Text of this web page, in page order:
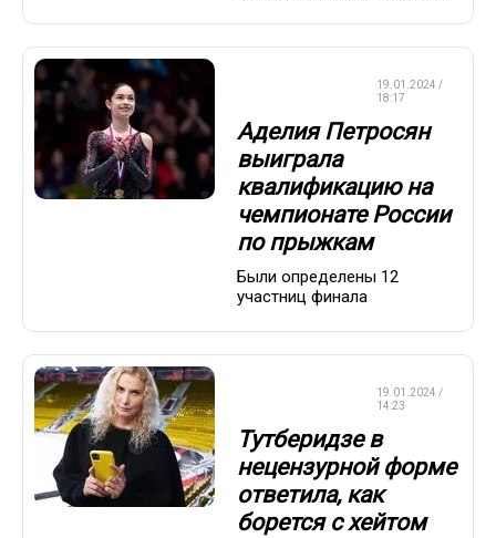
19.01.2024 /
18:17
Аделия Петросян
выиграла
квалификацию на
чемпионате России
по прыжкам
Были определены 12
участниц финала
19.01.2024 /
14:23
Тутберидзе в
нецензурной форме
ответила, как
борется с хейтом